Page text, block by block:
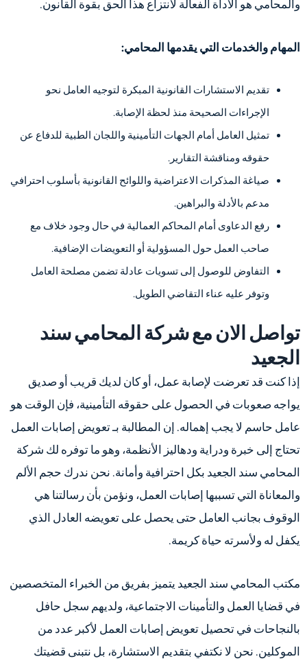
والمحامي هو الأداة الفعالة لانتزاع هذا الحق بقوة القانون.
المهام والخدمات التي يقدمها المحامي:
تقديم الاستشارات القانونية المبكرة لتوجيه العامل نحو
الإجراءات الصحيحة منذ لحظة الإصابة.
تمثيل العامل أمام الجهات التأمينية واللجان الطبية للدفاع عن
حقوقه ومناقشة التقارير.
صياغة المذكرات الاعتراضية واللوائح القانونية بأسلوب احترافي
مدعم بالأدلة والبراهين.
رفع الدعاوى أمام المحاكم العمالية في حال وجود خلاف مع
صاحب العمل حول المسؤولية أو التعويضات الإضافية.
التفاوض للوصول إلى تسويات عادلة تضمن مصلحة العامل
وتوفر عليه عناء التقاضي الطويل.
تواصل الان مع شركة المحامي سند
الجعيد
إذا كنت قد تعرضت لإصابة عمل، أو كان لديك قريب أو صديق
يواجه صعوبات في الحصول على حقوقه التأمينية، فإن الوقت هو
عامل حاسم لا يجب إهماله. إن المطالبة بـ تعويض إصابات العمل
تحتاج إلى خبرة ودراية ودهاليز الأنظمة، وهو ما توفره لك شركة
المحامي سند الجعيد بكل احترافية وأمانة. نحن ندرك حجم الألم
والمعاناة التي تسببها إصابات العمل، ونؤمن بأن رسالتنا هي
الوقوف بجانب العامل حتى يحصل على تعويضه العادل الذي
يكفل له ولأسرته حياة كريمة.
مكتب المحامي سند الجعيد يتميز بفريق من الخبراء المتخصصين
في قضايا العمل والتأمينات الاجتماعية، ولديهم سجل حافل
بالنجاحات في تحصيل تعويض إصابات العمل لأكبر عدد من
الموكلين. نحن لا نكتفي بتقديم الاستشارة، بل نتبنى قضيتك